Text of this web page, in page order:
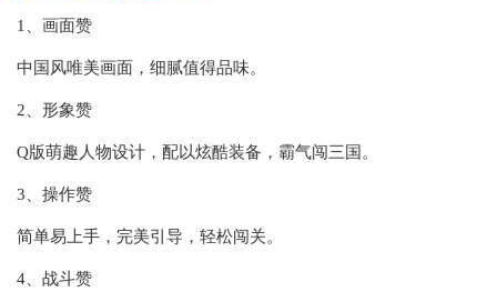
1、画面赞
中国风唯美画面，细腻值得品味。
2、形象赞
Q版萌趣人物设计，配以炫酷装备，霸气闯三国。
3、操作赞
简单易上手，完美引导，轻松闯关。
4、战斗赞